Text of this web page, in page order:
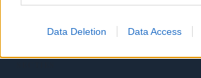
Data Deletion Data Access
Inzichten, nieuws, vergelijkingen en